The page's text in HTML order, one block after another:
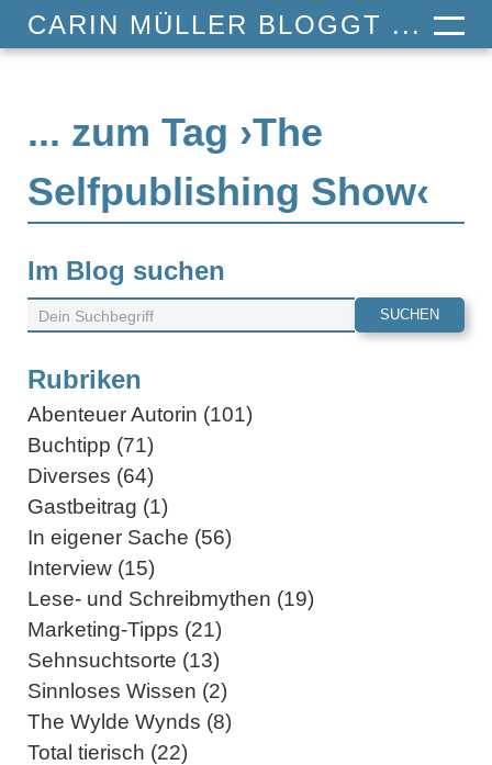
CARIN MÜLLER BLOGGT ...
... zum Tag ›The
Selfpublishing Show‹
Im Blog suchen
Rubriken
Abenteuer Autorin (101)
Buchtipp (71)
Diverses (64)
Gastbeitrag (1)
In eigener Sache (56)
Interview (15)
Lese- und Schreibmythen (19)
Marketing-Tipps (21)
Sehnsuchtsorte (13)
Sinnloses Wissen (2)
The Wylde Wynds (8)
Total tierisch (22)